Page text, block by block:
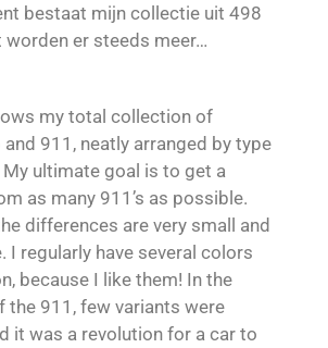
bestaat mijn collectie uit 498
worden er steeds meer…
my total collection of
911, neatly arranged by type
ultimate goal is to get a
as many 911’s as possible.
differences are very small and
I regularly have several colors
because I like them! In the
the 911, few variants were
it was a revolution for a car to